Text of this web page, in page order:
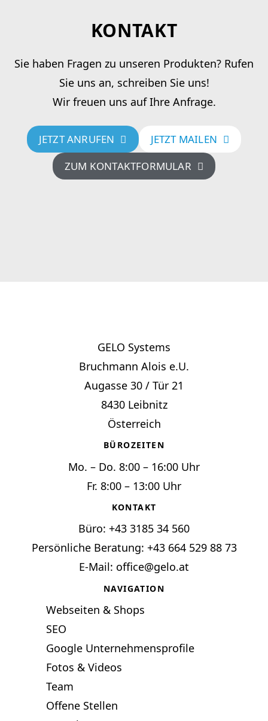
KONTAKT
Sie haben Fragen zu unseren Produkten? Rufen
Sie uns an, schreiben Sie uns!
Wir freuen uns auf Ihre Anfrage.
JETZT ANRUFEN
JETZT MAILEN
ZUM KONTAKTFORMULAR
GELO Systems
Bruchmann Alois e.U.
Augasse 30 / Tür 21
8430 Leibnitz
Österreich
BÜROZEITEN
Mo. – Do. 8:00 – 16:00 Uhr
Fr. 8:00 – 13:00 Uhr
KONTAKT
Büro: +43 3185 34 560
Persönliche Beratung: +43 664 529 88 73
E-Mail: office@gelo.at
NAVIGATION
Webseiten & Shops
SEO
Google Unternehmensprofile
Fotos & Videos
Team
Offene Stellen